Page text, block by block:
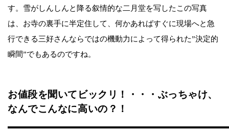
す。雪がしんしんと降る叙情的な二月堂を写したこの写真
は、お寺の裏手に半定住して、何かあればすぐに現場へと急
行できる三好さんならではの機動力によって得られた”決定的
瞬間”でもあるのですね。
お値段を聞いてビックリ！・・・ぶっちゃけ、
なんでこんなに高いの？！